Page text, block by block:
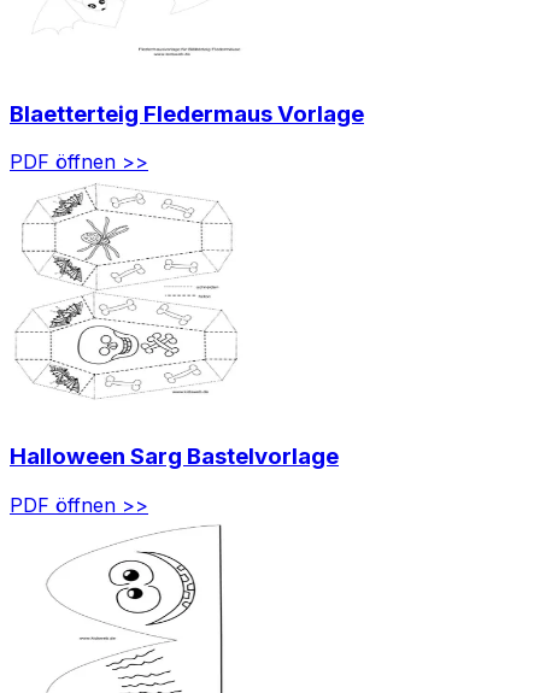
Blaetterteig Fledermaus Vorlage
PDF öffnen >>
Halloween Sarg Bastelvorlage
PDF öffnen >>